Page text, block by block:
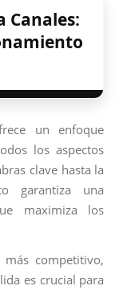
Canales:
un enfoque
los aspectos
clave hasta la
garantiza una
maximiza los
competitivo,
es crucial para